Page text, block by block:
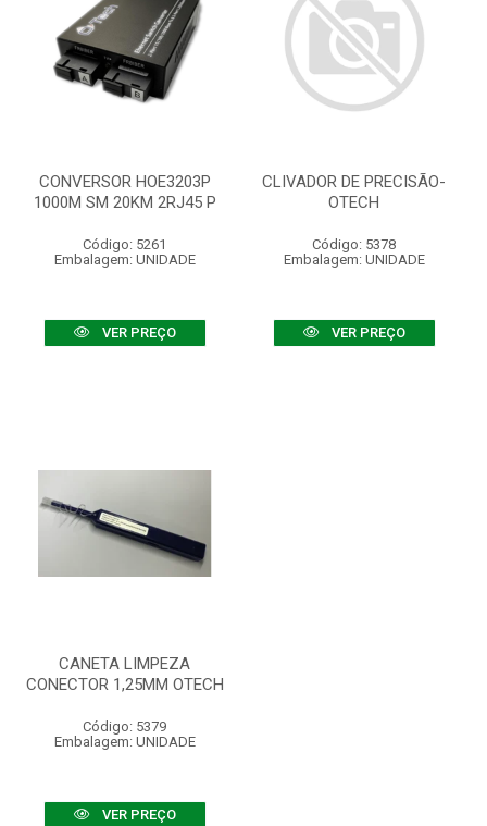
CONVERSOR HOE3203P
1000M SM 20KM 2RJ45 P
Código: 5261
Embalagem: UNIDADE
VER PREÇO
CLIVADOR DE PRECISÃO-
OTECH
Código: 5378
Embalagem: UNIDADE
VER PREÇO
CANETA LIMPEZA
CONECTOR 1,25MM OTECH
Código: 5379
Embalagem: UNIDADE
VER PREÇO